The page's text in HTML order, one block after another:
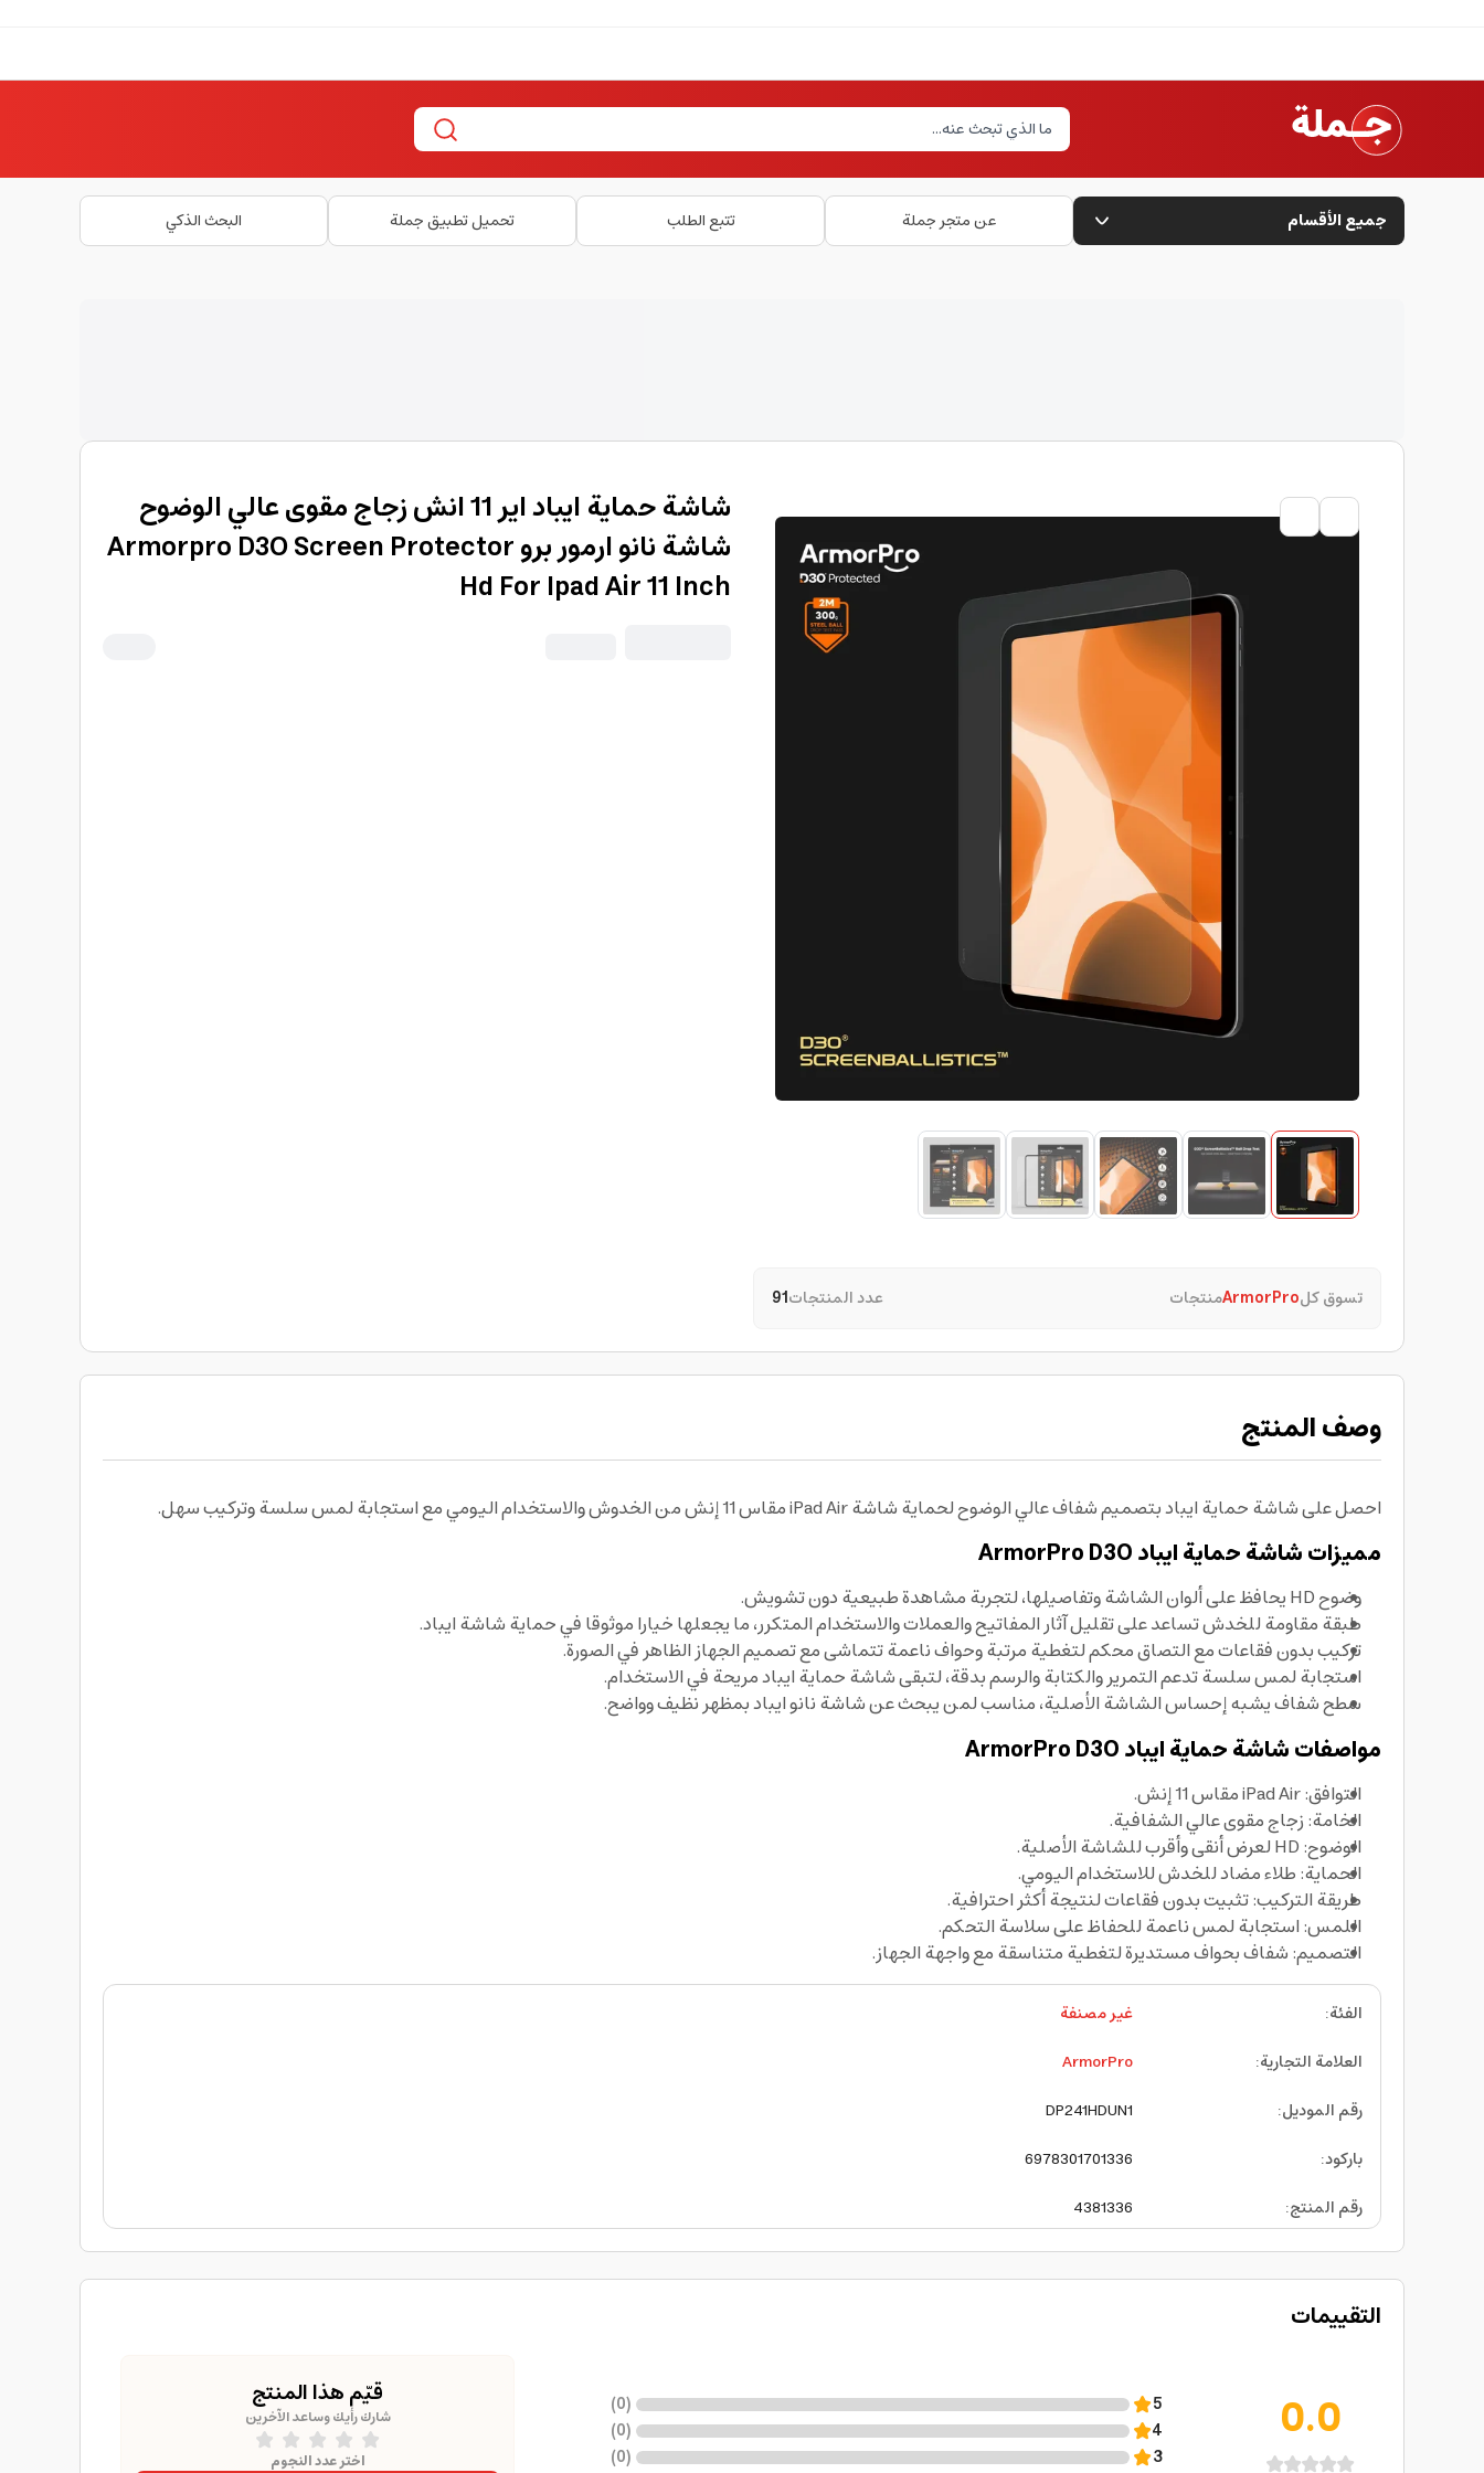
جميع الأقسام عن متجر جملة تتبع الطلب تحميل تطبيق جملة البحث الذكي
تسوق كلArmorProمنتجات عدد المنتجات91
شاشة حماية ايباد اير 11 انش زجاج مقوى عالي الوضوح
شاشة نانو ارمور برو Armorpro D3O Screen Protector
Hd For Ipad Air 11 Inch
وصف المنتج
احصل على شاشة حماية ايباد بتصميم شفاف عالي الوضوح لحماية شاشة iPad Air مقاس 11 إنش من الخدوش والاستخدام اليومي مع استجابة لمس سلسة وتركيب سهل.
مميزات شاشة حماية ايباد ArmorPro D3O
وضوح HD يحافظ على ألوان الشاشة وتفاصيلها، لتجربة مشاهدة طبيعية دون تشويش.
طبقة مقاومة للخدش تساعد على تقليل آثار المفاتيح والعملات والاستخدام المتكرر، ما يجعلها خيارا موثوقا في حماية شاشة ايباد.
تركيب بدون فقاعات مع التصاق محكم لتغطية مرتبة وحواف ناعمة تتماشى مع تصميم الجهاز الظاهر في الصورة.
استجابة لمس سلسة تدعم التمرير والكتابة والرسم بدقة، لتبقى شاشة حماية ايباد مريحة في الاستخدام.
سطح شفاف يشبه إحساس الشاشة الأصلية، مناسب لمن يبحث عن شاشة نانو ايباد بمظهر نظيف وواضح.
مواصفات شاشة حماية ايباد ArmorPro D3O
التوافق: iPad Air مقاس 11 إنش.
الخامة: زجاج مقوى عالي الشفافية.
الوضوح: HD لعرض أنقى وأقرب للشاشة الأصلية.
الحماية: طلاء مضاد للخدش للاستخدام اليومي.
طريقة التركيب: تثبيت بدون فقاعات لنتيجة أكثر احترافية.
اللمس: استجابة لمس ناعمة للحفاظ على سلاسة التحكم.
التصميم: شفاف بحواف مستديرة لتغطية متناسقة مع واجهة الجهاز.
الفئة:
غير مصنفة
العلامة التجارية:
ArmorPro
رقم الموديل:
DP241HDUN1
باركود:
6978301701336
رقم المنتج:
4381336
التقييمات
0.0
5
(
0
)
4
(
0
)
3
(
0
)
قيّم هذا المنتج
شارك رأيك وساعد الآخرين
اختر عدد النجوم